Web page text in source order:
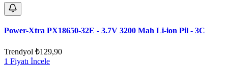
Power-Xtra PX18650-32E - 3.7V 3200 Mah Li-ion Pil - 3C
Trendyol ₺129,90
1 Fiyatı İncele